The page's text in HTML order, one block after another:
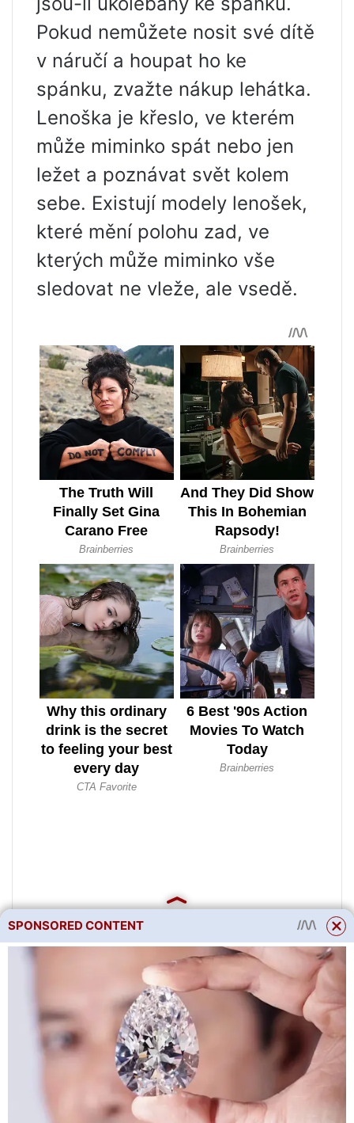
Pokud nemůžete nosit své dítě
v náručí a houpat ho ke
spánku, zvažte nákup lehátka.
Lenoška je křeslo, ve kterém
může miminko spát nebo jen
ležet a poznávat svět kolem
sebe. Existují modely lenošek,
které mění polohu zad, ve
kterých může miminko vše
sledovat ne vleže, ale vsedě.
SPONSORED CONTENT